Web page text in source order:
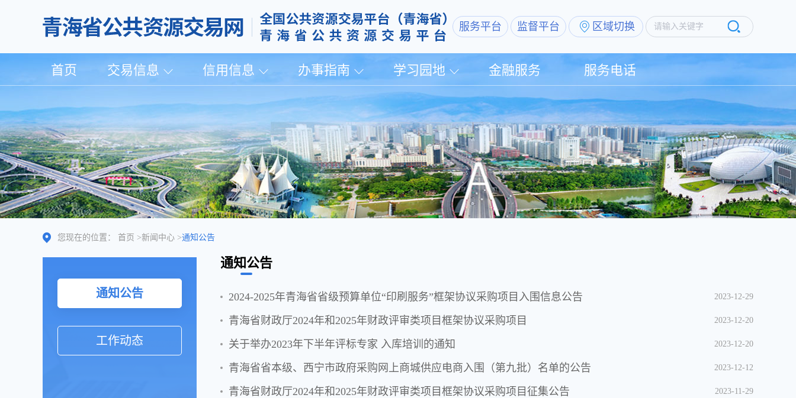
服务平台 监督平台 区域切换 请输入关键字
首页 交易信息 信用信息 办事指南 学习园地 金融服务 服务电话
您现在的位置： 首页 >新闻中心 >通知公告
通知公告
工作动态
通知公告
2024-2025年青海省省级预算单位“印刷服务”框架协议采购项目入围信息公告 2023-12-29
青海省财政厅2024年和2025年财政评审类项目框架协议采购项目 2023-12-20
关于举办2023年下半年评标专家 入库培训的通知 2023-12-20
青海省省本级、西宁市政府采购网上商城供应电商入围（第九批）名单的公告 2023-12-12
青海省财政厅2024年和2025年财政评审类项目框架协议采购项目征集公告 2023-11-29